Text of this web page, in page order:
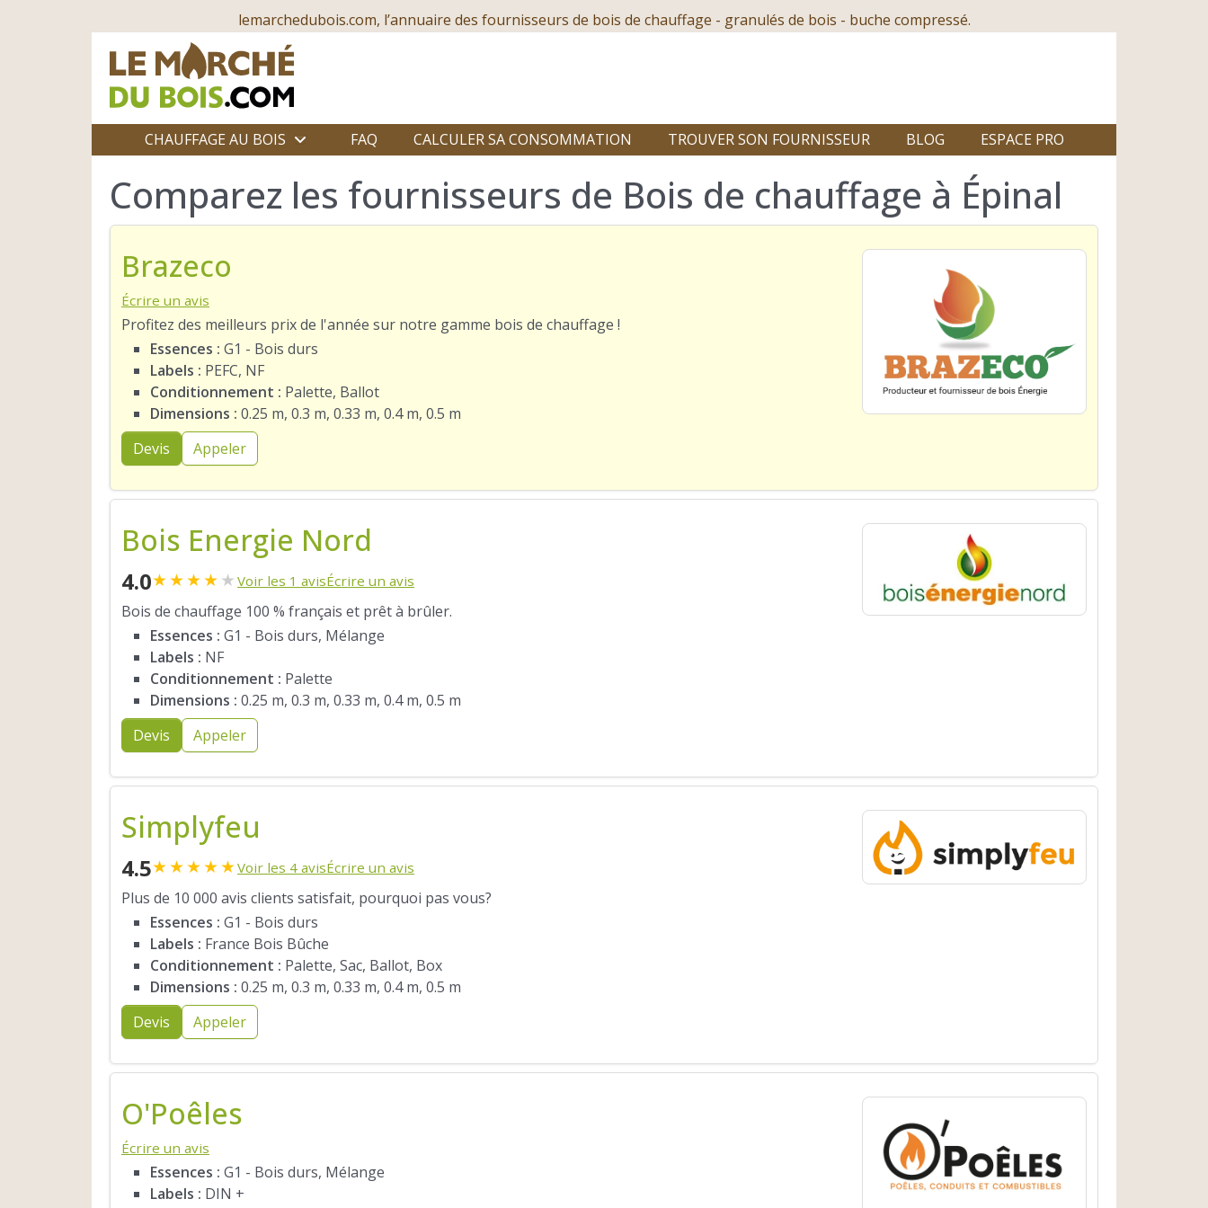
lemarchedubois.com, l’annuaire des fournisseurs de bois de chauffage - granulés de bois - buche compressé.
CHAUFFAGE AU BOIS FAQ CALCULER SA CONSOMMATION TROUVER SON FOURNISSEUR BLOG ESPACE PRO
Comparez les fournisseurs de Bois de chauffage à Épinal
Brazeco
Écrire un avis
Profitez des meilleurs prix de l'année sur notre gamme bois de chauffage !
Essences : G1 - Bois durs
Labels : PEFC, NF
Conditionnement : Palette, Ballot
Dimensions : 0.25 m, 0.3 m, 0.33 m, 0.4 m, 0.5 m
Devis
Appeler
Bois Energie Nord
4.0★★★★★ Voir les 1 avisÉcrire un avis
Bois de chauffage 100 % français et prêt à brûler.
Essences : G1 - Bois durs, Mélange
Labels : NF
Conditionnement : Palette
Dimensions : 0.25 m, 0.3 m, 0.33 m, 0.4 m, 0.5 m
Devis
Appeler
Simplyfeu
4.5★★★★★Voir les 4 avisÉcrire un avis
Plus de 10 000 avis clients satisfait, pourquoi pas vous?
Essences : G1 - Bois durs
Labels : France Bois Bûche
Conditionnement : Palette, Sac, Ballot, Box
Dimensions : 0.25 m, 0.3 m, 0.33 m, 0.4 m, 0.5 m
Devis
Appeler
O'Poêles
Écrire un avis
Essences : G1 - Bois durs, Mélange
Labels : DIN +